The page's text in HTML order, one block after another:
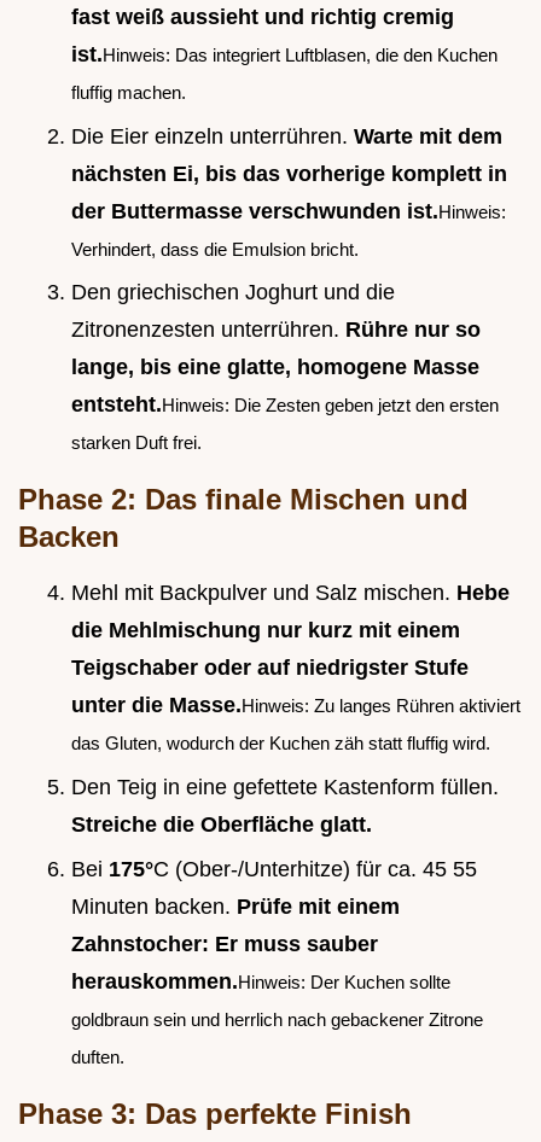
fast weiß aussieht und richtig cremig
ist.Hinweis: Das integriert Luftblasen, die den Kuchen
fluffig machen.
Die Eier einzeln unterrühren. Warte mit dem
nächsten Ei, bis das vorherige komplett in
der Buttermasse verschwunden ist.Hinweis:
Verhindert, dass die Emulsion bricht.
Den griechischen Joghurt und die
Zitronenzesten unterrühren. Rühre nur so
lange, bis eine glatte, homogene Masse
entsteht.Hinweis: Die Zesten geben jetzt den ersten
starken Duft frei.
Phase 2: Das finale Mischen und
Backen
Mehl mit Backpulver und Salz mischen. Hebe
die Mehlmischung nur kurz mit einem
Teigschaber oder auf niedrigster Stufe
unter die Masse.Hinweis: Zu langes Rühren aktiviert
das Gluten, wodurch der Kuchen zäh statt fluffig wird.
Den Teig in eine gefettete Kastenform füllen.
Streiche die Oberfläche glatt.
Bei 175°C (Ober-/Unterhitze) für ca. 45 55
Minuten backen. Prüfe mit einem
Zahnstocher: Er muss sauber
herauskommen.Hinweis: Der Kuchen sollte
goldbraun sein und herrlich nach gebackener Zitrone
duften.
Phase 3: Das perfekte Finish